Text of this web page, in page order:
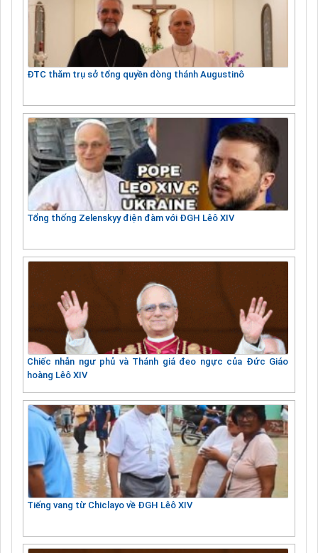
ĐTC thăm trụ sở tổng quyền dòng thánh Augustinô
Tổng thống Zelenskyy điện đàm với ĐGH Lêô XIV
Chiếc nhẫn ngư phủ và Thánh giá đeo ngực của Đức Giáo
hoàng Lêô XIV
Tiếng vang từ Chiclayo về ĐGH Lêô XIV